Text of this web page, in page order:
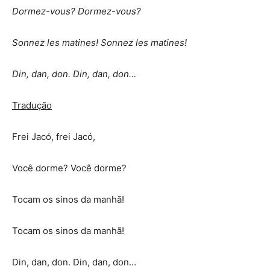
Dormez-vous? Dormez-vous?
Sonnez les matines! Sonnez les matines!
Din, dan, don. Din, dan, don…
Tradução
Frei Jacó, frei Jacó,
Você dorme? Você dorme?
Tocam os sinos da manhã!
Tocam os sinos da manhã!
Din, dan, don. Din, dan, don…